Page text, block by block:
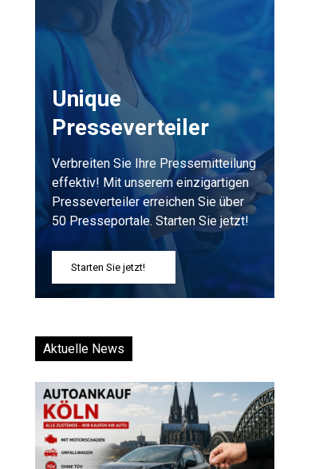
Unique
Presseverteiler
Verbreiten Sie Ihre Pressemitteilung
effektiv! Mit unserem einzigartigen
Presseverteiler erreichen Sie über
50 Presseportale. Starten Sie jetzt!
Starten Sie jetzt!
Aktuelle News